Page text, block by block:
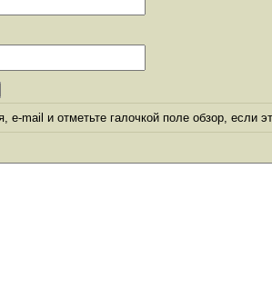
mail и отметьте галочкой поле обзор, если